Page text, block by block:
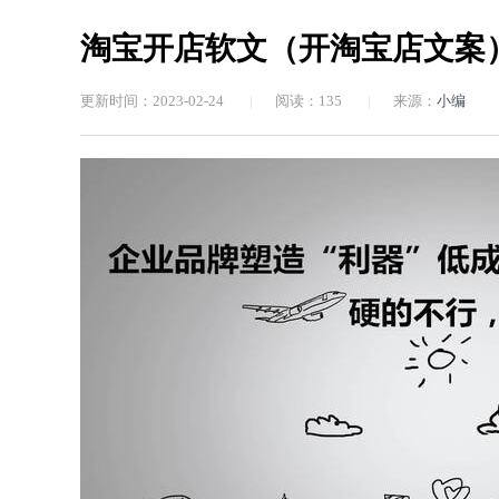
淘宝开店软文（开淘宝店文案
更新时间：2023-02-24 阅读： 135 来源： 小编